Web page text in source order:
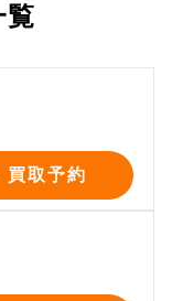
覧
買取予約